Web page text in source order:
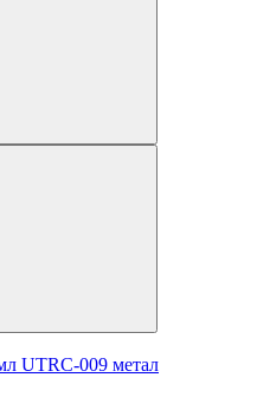
UTRC-009 метал